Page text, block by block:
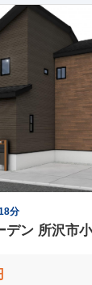
分
デン 所沢市